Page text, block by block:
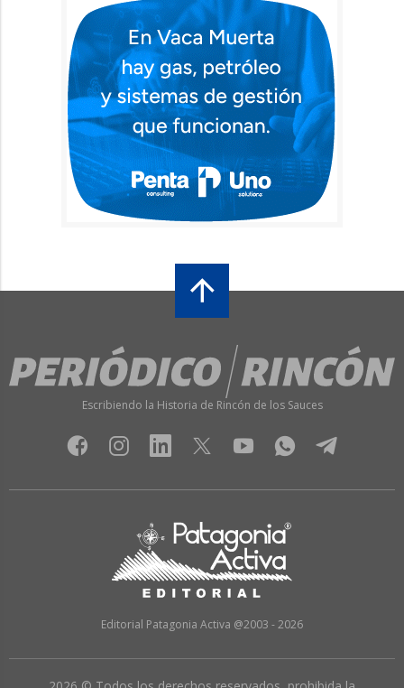
Escribiendo la Historia de Rincón de los Sauces
Editorial Patagonia Activa @2003 - 2026